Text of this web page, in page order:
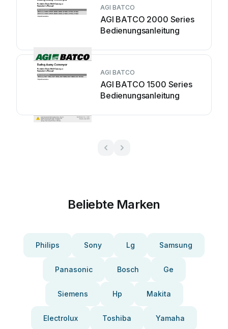
AGI BATCO
AGI BATCO 2000 Series
Bedienungsanleitung
AGI BATCO
AGI BATCO 1500 Series
Bedienungsanleitung
Beliebte Marken
Philips Sony Lg Samsung
Panasonic Bosch Ge
Siemens Hp Makita
Electrolux Toshiba Yamaha